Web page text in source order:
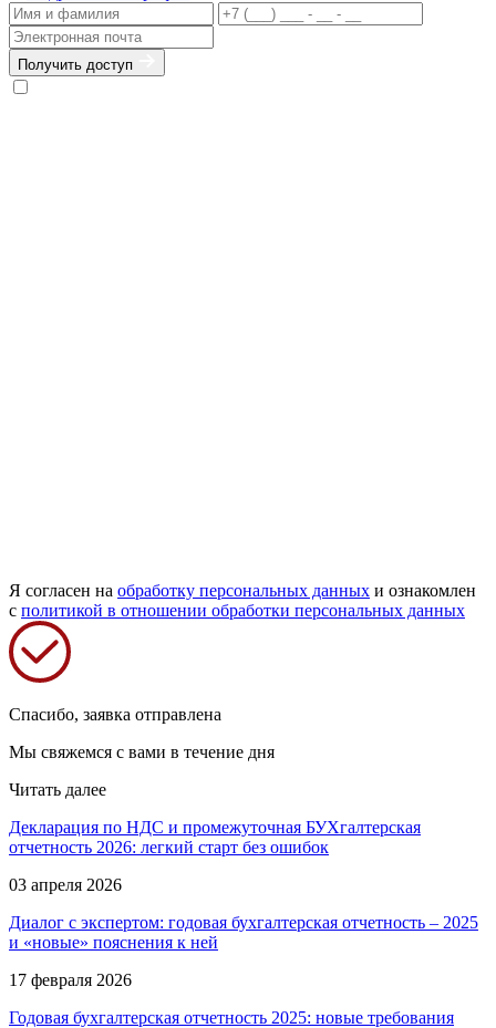
Получить доступ
Я согласен на обработку персональных данных и ознакомлен
с политикой в отношении обработки персональных данных
Спасибо, заявка отправлена
Мы свяжемся с вами в течение дня
Читать далее
Декларация по НДС и промежуточная БУХгалтерская
отчетность 2026: легкий старт без ошибок
03 апреля 2026
Диалог с экспертом: годовая бухгалтерская отчетность – 2025
и «новые» пояснения к ней
17 февраля 2026
Годовая бухгалтерская отчетность 2025: новые требования